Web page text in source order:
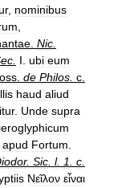
, nominibus
Nic
I ubi eum
de Philos c
haud aliud
. Unde supra
apud Fortum
. Sic l. 1 c
Νεῖλον εἶναι